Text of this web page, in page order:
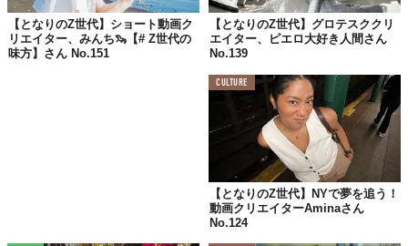
©山岡寛泳
最近ハマってることは？
インスタで将来住みたい家の写真を
たくさん保存すること
好きな映画は？
【となりのZ世代】ショート動画ク
リエイター、みんち🦦【# Z世代の
味方】さん No.151
【となりのZ世代】グロテスククリ
エイター、ピエロ大好き人間さん
No.139
CULTURE
【となりのZ世代】NYで夢を追う！
動画クリエイターAminaさん
No.124